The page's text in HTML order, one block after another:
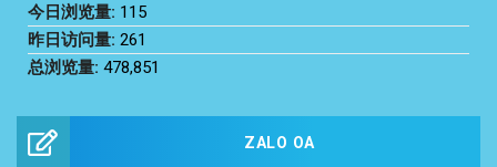
今日浏览量: 115
昨日访问量: 261
总浏览量: 478,851
ZALO OA